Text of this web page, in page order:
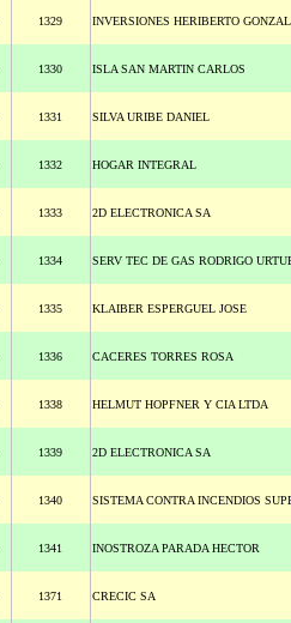
1329 INVERSIONES HERIBERTO
1330 ISLA SAN MARTIN CARLOS
1331 SILVA URIBE DANIEL
1332 HOGAR INTEGRAL
1333 2D ELECTRONICA SA
1334 SERV TEC DE GAS RODRIGO
1335 KLAIBER ESPERGUEL JOSE
1336 CACERES TORRES ROSA
1338 HELMUT HOPFNER Y CIA LTDA
1339 2D ELECTRONICA SA
1340 SISTEMA CONTRA INCENDIOS
1341 INOSTROZA PARADA HECTOR
1371 CRECIC SA